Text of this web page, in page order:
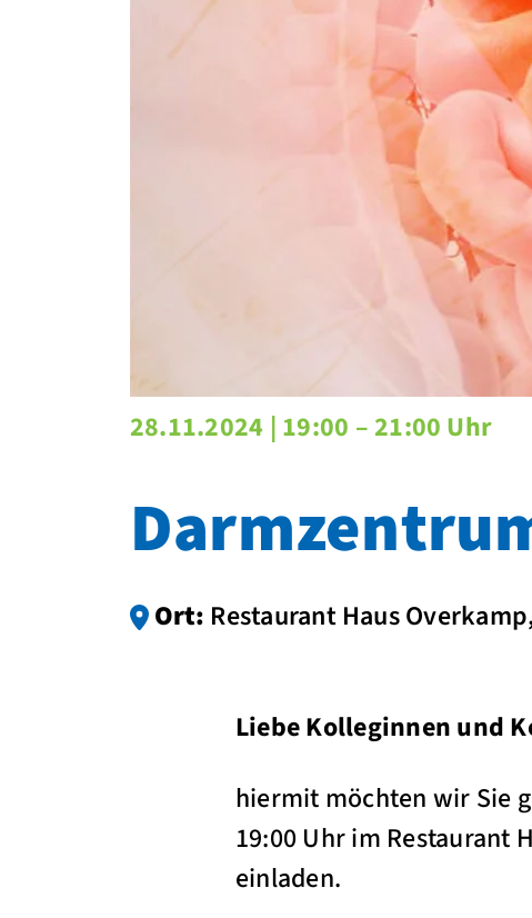
28.11.2024 | 19:00 – 21:00 Uhr
Ort: Restaurant Haus
Liebe Kolleginnen und
hiermit möchten wir Sie
19:00 Uhr im Restaurant
einladen.